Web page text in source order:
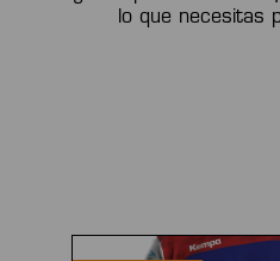
lo que necesitas
Omitir la galería de